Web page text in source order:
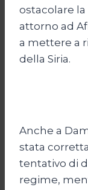
ostacolare la
attorno ad
a mettere a
della Siria.
Anche a
stata
tentativo di
regime,